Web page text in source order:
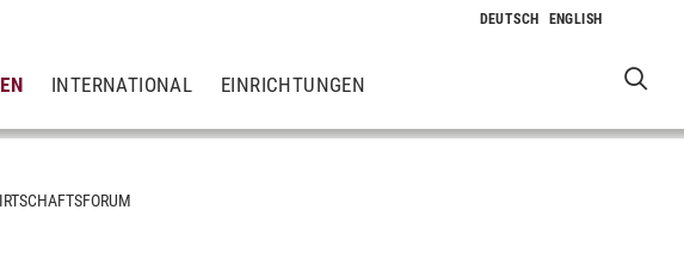
INTERNATIONAL EINRICHTUNGEN